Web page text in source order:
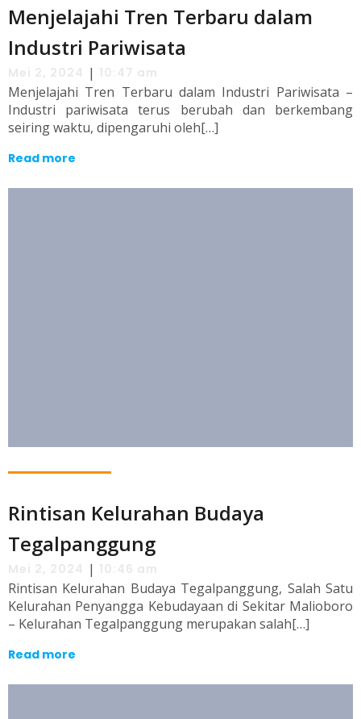
Menjelajahi Tren Terbaru dalam
Industri Pariwisata
|
Menjelajahi Tren Terbaru dalam Industri Pariwisata –
Industri pariwisata terus berubah dan berkembang
seiring waktu, dipengaruhi oleh[…]
Read more
Rintisan Kelurahan Budaya
Tegalpanggung
|
Rintisan Kelurahan Budaya Tegalpanggung, Salah Satu
Kelurahan Penyangga Kebudayaan di Sekitar Malioboro
– Kelurahan Tegalpanggung merupakan salah[…]
Read more